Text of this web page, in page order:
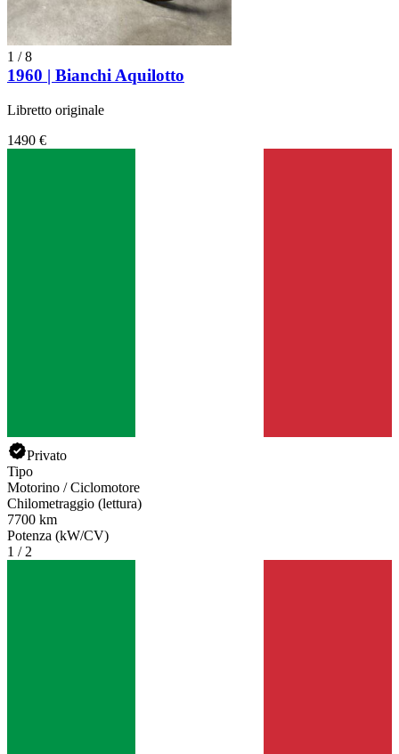
1 /8
1960 | Bianchi Aquilotto
Libretto originale
1490 €
Privato
Tipo
Motorino / Ciclomotore
Chilometraggio (lettura)
7700 km
Potenza (kW/CV)
1 / 2